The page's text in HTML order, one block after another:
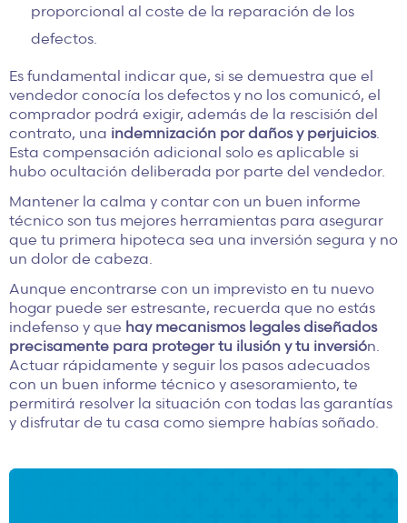
proporcional al coste de la reparación de los
defectos.
Es fundamental indicar que, si se demuestra que el
vendedor conocía los defectos y no los comunicó, el
comprador podrá exigir, además de la rescisión del
contrato, una indemnización por daños y perjuicios.
Esta compensación adicional solo es aplicable si
hubo ocultación deliberada por parte del vendedor.
Mantener la calma y contar con un buen informe
técnico son tus mejores herramientas para asegurar
que tu primera hipoteca sea una inversión segura y no
un dolor de cabeza.
Aunque encontrarse con un imprevisto en tu nuevo
hogar puede ser estresante, recuerda que no estás
indefenso y que hay mecanismos legales diseñados
precisamente para proteger tu ilusión y tu inversión.
Actuar rápidamente y seguir los pasos adecuados
con un buen informe técnico y asesoramiento, te
permitirá resolver la situación con todas las garantías
y disfrutar de tu casa como siempre habías soñado.